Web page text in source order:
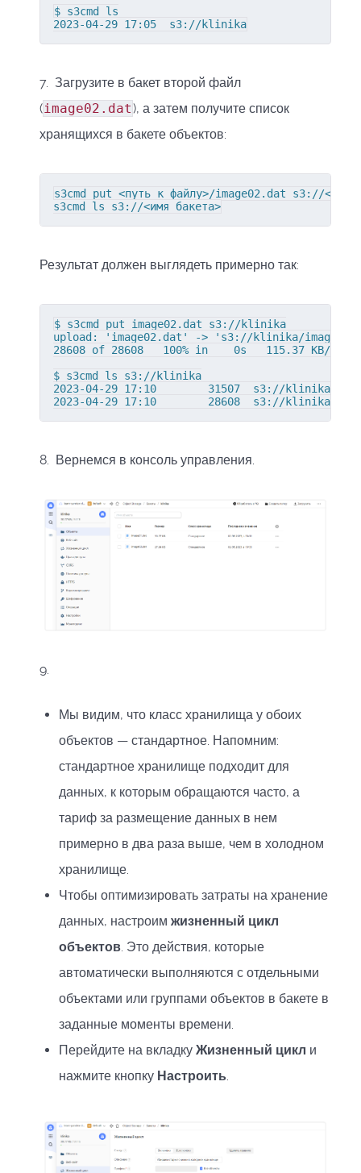
$ s3cmd ls
2023-04-29 17:05  s3://klinika
7. Загрузите в бакет второй файл
(image02.dat), а затем получите список
хранящихся в бакете объектов:
s3cmd put <путь к файлу>/image02.dat s3://<имя
s3cmd ls s3://<имя бакета>
Результат должен выглядеть примерно так:
$ s3cmd put image02.dat s3://klinika
upload: 'image02.dat' -> 's3://klinika/
28608 of 28608   100% in    0s   115.37 KB/s
$ s3cmd ls s3://klinika
2023-04-29 17:10        31507  s3://klinika/
2023-04-29 17:10        28608  s3://klinika/
8. Вернемся в консоль управления.
9.
Мы видим, что класс хранилища у обоих
объектов — стандартное. Напомним:
стандартное хранилище подходит для
данных, к которым обращаются часто, а
тариф за размещение данных в нем
примерно в два раза выше, чем в холодном
хранилище.
Чтобы оптимизировать затраты на хранение
данных, настроим жизненный цикл
объектов . Это действия, которые
автоматически выполняются с отдельными
объектами или группами объектов в бакете в
заданные моменты времени.
Перейдите на вкладку Жизненный цикл и
нажмите кнопку Настроить